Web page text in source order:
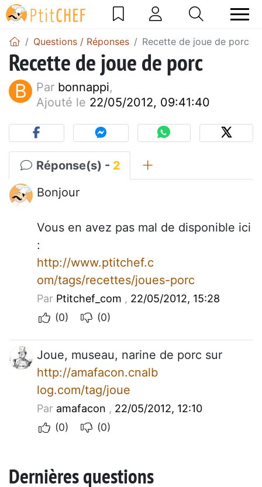
Questions / Réponses Recette de joue de porc
Recette de joue de porc
B Par bonnappi,
Ajouté le 22/05/2012, 09:41:40
Réponse(s) - 2
Bonjour
Vous en avez pas mal de disponible ici
:
http://www.ptitchef.c
om/tags/recettes/joues-porc
Par Ptitchef_com , 22/05/2012, 15:28
(0)
(0)
Joue, museau, narine de porc sur
http://amafacon.cnalb
log.com/tag/joue
Par amafacon , 22/05/2012, 12:10
(0)
(0)
Dernières questions